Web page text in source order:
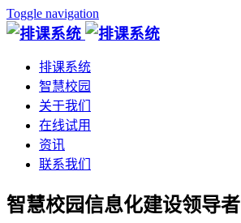
Toggle navigation
排课系统
智慧校园
关于我们
在线试用
资讯
联系我们
智慧校园信息化建设领导者